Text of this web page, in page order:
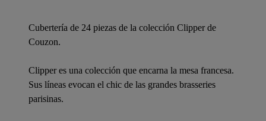
Cubertería de 24 piezas de la colección Clipper de
Couzon.
Clipper es una colección que encarna la mesa francesa.
Sus líneas evocan el chic de las grandes brasseries
parisinas.